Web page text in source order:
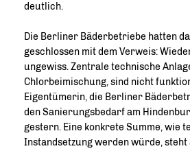
deutlich.
Die Berliner Bäderbetriebe hatten
geschlossen mit dem Verweis:
ungewiss. Zentrale technische
Chlorbeimischung, sind nicht
Eigentümerin, die Berliner
den Sanierungsbedarf am
gestern. Eine konkrete Summe, wie
Instandsetzung werden würde,